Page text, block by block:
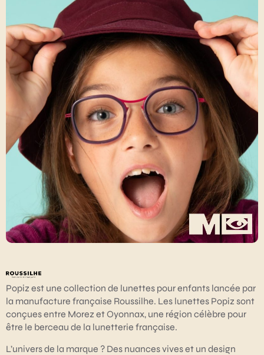
Popiz est une collection de lunettes pour enfants lancée par
la manufacture française Roussilhe. Les lunettes Popiz sont
conçues entre Morez et Oyonnax, une région célèbre pour
être le berceau de la lunetterie française.
L’univers de la marque ? Des nuances vives et un design